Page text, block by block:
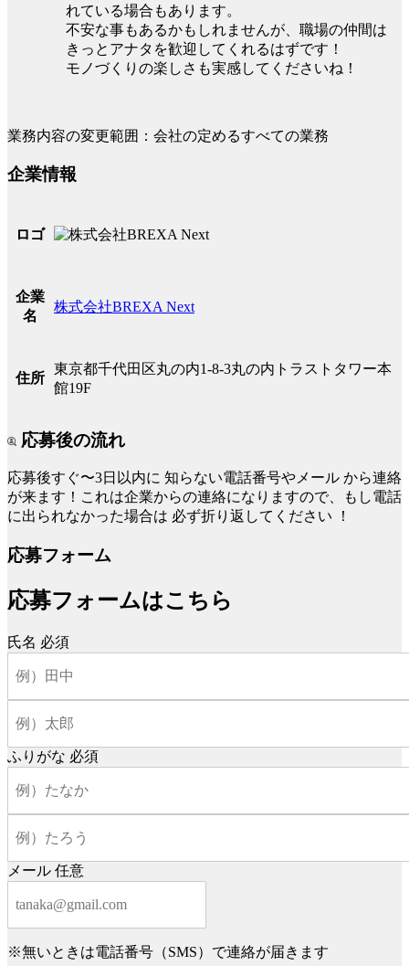
れている場合もあります。
不安な事もあるかもしれませんが、職場の仲間は
きっとアナタを歓迎してくれるはずです！
モノづくりの楽しさも実感してくださいね！
業務内容の変更範囲：会社の定めるすべての業務
企業情報
ロゴ
企業
名
株式会社BREXA Next
住所
東京都千代田区丸の内1-8-3丸の内トラストタワー本
館19F
応募後の流れ
応募後すぐ〜3日以内に 知らない電話番号やメール から連絡
が来ます！これは企業からの連絡になりますので、もし電話
に出られなかった場合は 必ず折り返してください ！
応募フォーム
応募フォームはこちら
氏名 必須
ふりがな 必須
メール 任意
※無いときは電話番号（SMS）で連絡が届きます